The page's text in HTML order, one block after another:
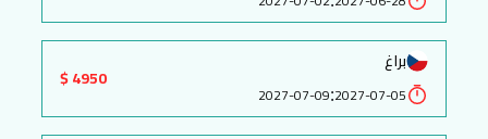
براغ
2027-07-05
:
2027-07-09
4950 $